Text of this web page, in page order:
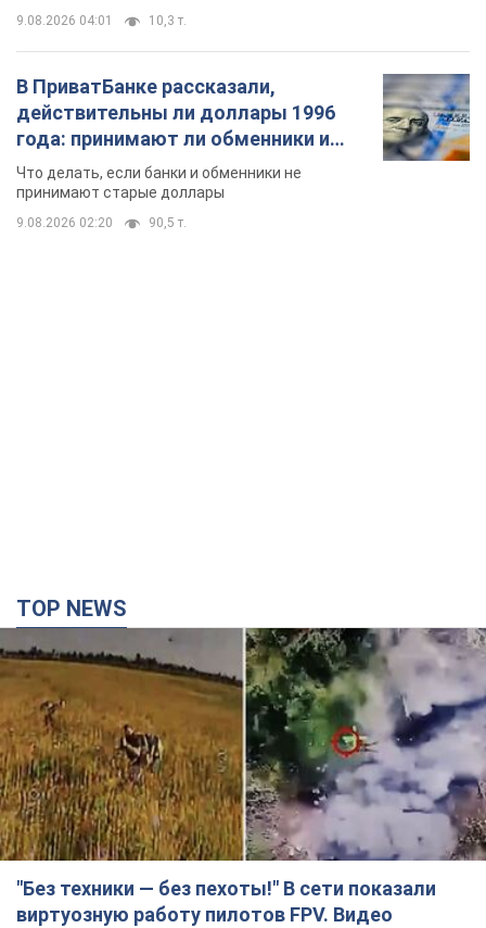
9.08.2026 04:01 10,3 т.
В ПриватБанке рассказали,
действительны ли доллары 1996
года: принимают ли обменники и
банки такие купюры
Что делать, если банки и обменники не
принимают старые доллары
9.08.2026 02:20 90,5 т.
TOP NEWS
"Без техники — без пехоты!" В сети показали
виртуозную работу пилотов FPV. Видео